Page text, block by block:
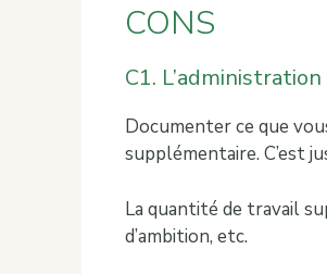
CONS
C1.
Documenter ce que
supplémentaire. C’est
La quantité de travail
d’ambition, etc.